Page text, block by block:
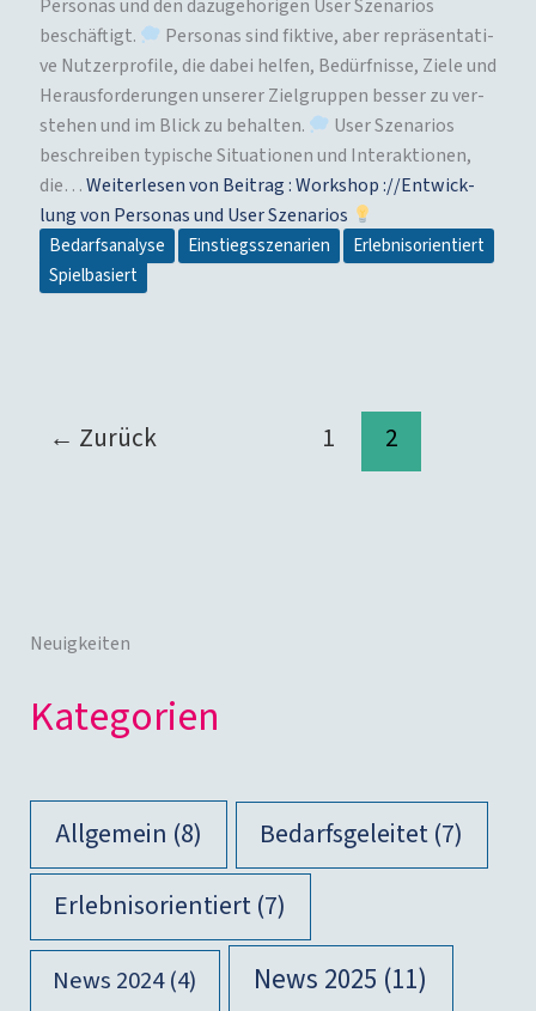
Per­so­nas und den dazu­ge­hö­ri­gen User Sze­na­ri­os
beschäf­tigt.
Per­so­nas sind fik­ti­ve, aber reprä­sen­ta­ti­
ve Nut­zer­pro­fi­le, die dabei hel­fen, Bedürf­nis­se, Zie­le und
Her­aus­for­de­run­gen unse­rer Ziel­grup­pen bes­ser zu ver­
ste­hen und im Blick zu behal­ten.
User Sze­na­ri­os
beschrei­ben typi­sche Situa­tio­nen und Inter­ak­tio­nen,
die…Wei­ter­le­sen von Bei­trag :Work­shop :/​/​Ent­wick­
lung von Per­so­nas und User Szenarios
Bedarfsanalyse Einstiegsszenarien
Erlebnisorientiert
Spielbasiert
← Zurück 1 2
Neuigkeiten
Kate­go­rien
Allgemein (8) Bedarfsgeleitet(7)
Erlebnisorientiert(7)
News 2024(4) News 2025 (11)